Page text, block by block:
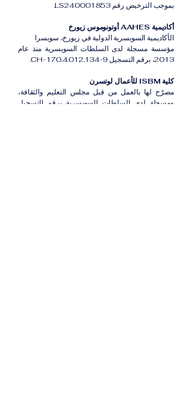
بموجب الترخيص رقم LS240001853.
أكاديمية AAHES أوتونوموس زيورخ
الأكاديمية السويسرية الدولية في زيورخ، سويسرا
مؤسسة مسجلة لدى السلطات السويسرية منذ عام
2013، برقم التسجيل CH-170.4.012.134-9.
كلية ISBM للأعمال لوتسرن
مصرّح لها بالعمل من قبل مجلس التعليم والثقافة،
ومسجلة لدى السلطات السويسرية برقم التسجيل